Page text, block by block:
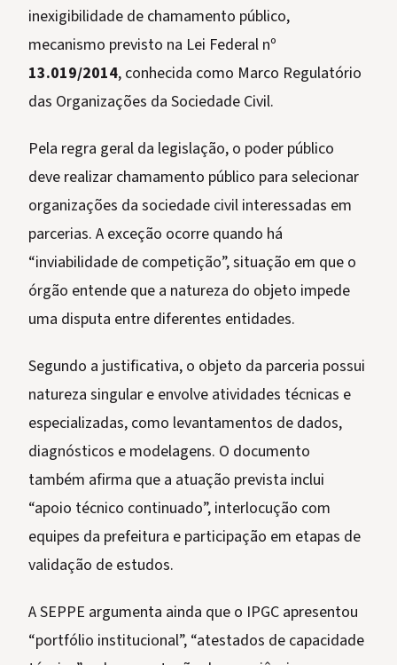
inexigibilidade de chamamento público,
mecanismo previsto na Lei Federal nº
13.019/2014, conhecida como Marco Regulatório
das Organizações da Sociedade Civil.
Pela regra geral da legislação, o poder público
deve realizar chamamento público para selecionar
organizações da sociedade civil interessadas em
parcerias. A exceção ocorre quando há
“inviabilidade de competição”, situação em que o
órgão entende que a natureza do objeto impede
uma disputa entre diferentes entidades.
Segundo a justificativa, o objeto da parceria possui
natureza singular e envolve atividades técnicas e
especializadas, como levantamentos de dados,
diagnósticos e modelagens. O documento
também afirma que a atuação prevista inclui
“apoio técnico continuado”, interlocução com
equipes da prefeitura e participação em etapas de
validação de estudos.
A SEPPE argumenta ainda que o IPGC apresentou
“portfólio institucional”, “atestados de capacidade